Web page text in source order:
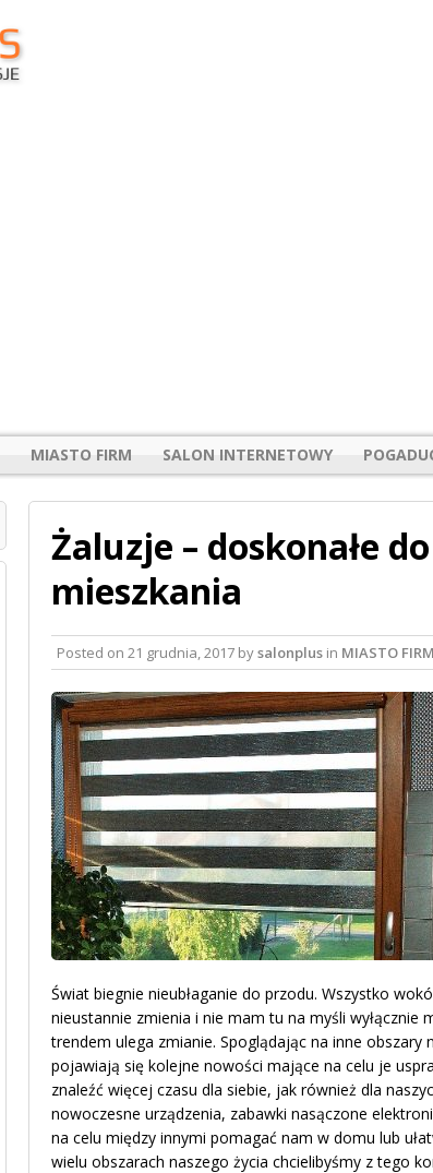
MIASTO FIRM SALON INTERNETOWY
Żaluzje – doskonałe
mieszkania
Posted on 21 grudnia, 2017 bysalonplus in MIASTO FIRM
Świat biegnie nieubłaganie do przodu. Wszystko
nieustannie zmienia i nie mam tu na myśli wyłącznie
trendem ulega zmianie. Spoglądając na inne obszary
pojawiają się kolejne nowości mające na celu je
znaleźć więcej czasu dla siebie, jak również dla
nowoczesne urządzenia, zabawki nasączone
na celu między innymi pomagać nam w domu lub
wielu obszarach naszego życia chcielibyśmy z tego